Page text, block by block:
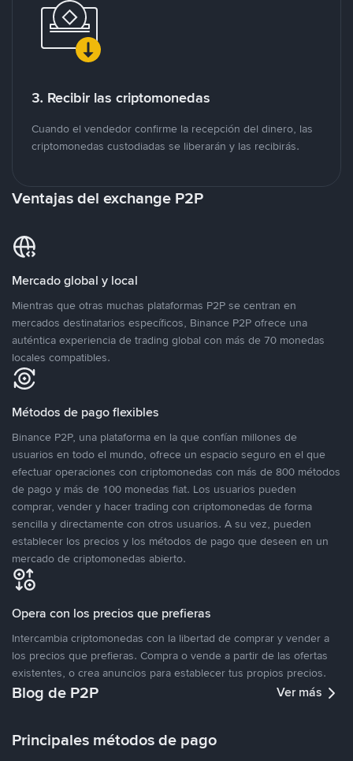
3. Recibir las criptomonedas
Cuando el vendedor confirme la recepción del dinero, las
criptomonedas custodiadas se liberarán y las recibirás.
Ventajas del exchange P2P
Mercado global y local
Mientras que otras muchas plataformas P2P se centran en
mercados destinatarios específicos, Binance P2P ofrece una
auténtica experiencia de trading global con más de 70 monedas
locales compatibles.
Métodos de pago flexibles
Binance P2P, una plataforma en la que confían millones de
usuarios en todo el mundo, ofrece un espacio seguro en el que
efectuar operaciones con criptomonedas con más de 800 métodos
de pago y más de 100 monedas fiat. Los usuarios pueden
comprar, vender y hacer trading con criptomonedas de forma
sencilla y directamente con otros usuarios. A su vez, pueden
establecer los precios y los métodos de pago que deseen en un
mercado de criptomonedas abierto.
Opera con los precios que prefieras
Intercambia criptomonedas con la libertad de comprar y vender a
los precios que prefieras. Compra o vende a partir de las ofertas
existentes, o crea anuncios para establecer tus propios precios.
Blog de P2P Ver más
Principales métodos de pago